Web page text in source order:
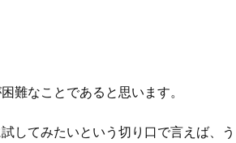
難なことであると思います。
してみたいという切り口で言えば、う